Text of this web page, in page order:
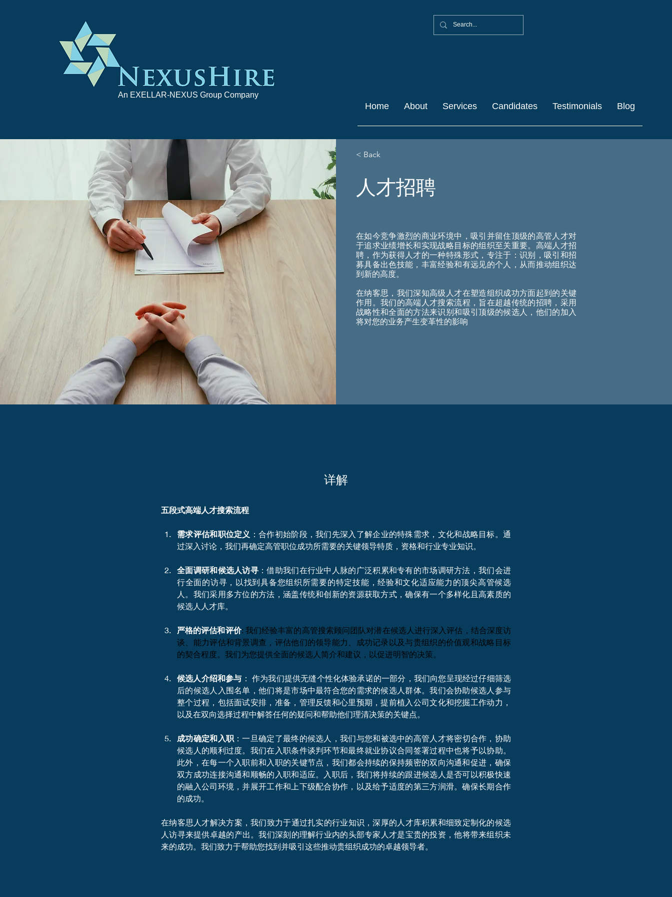
An EXELLAR-NEXUS Group Company
Home About Services Candidates Testimonials Blog
< Back
人才招聘
在如今竞争激烈的商业环境中，吸引并留住顶级的高管人才对
于追求业绩增长和实现战略目标的组织至关重要。高端人才招
聘，作为获得人才的一种特殊形式，专注于：识别，吸引和招
募具备出色技能，丰富经验和有远见的个人，从而推动组织达
到新的高度。
在纳客思，我们深知高级人才在塑造组织成功方面起到的关键
作用。我们的高端人才搜索流程，旨在超越传统的招聘，采用
战略性和全面的方法来识别和吸引顶级的候选人，他们的加入
将对您的业务产生变革性的影响
​详解
五段式高端人才搜索流程
需求评估和职位定义 ：合作初始阶段，我们先深入了解企业的特殊需求，文化和战略目标。通
过深入讨论，我们再确定高管职位成功所需要的关键领导特质，资格和行业专业知识。
全面调研和候选人访寻 ：借助我们在行业中人脉的广泛积累和专有的市场调研方法，我们会进
行全面的访寻，以找到具备您组织所需要的特定技能，经验和文化适应能力的顶尖高管候选
人。我们采用多方位的方法，涵盖传统和创新的资源获取方式，确保有一个多样化且高素质的
候选人人才库。
严格的评估和评价: 我们经验丰富的高管搜索顾问团队对潜在候选人进行深入评估，结合深度访
谈、能力评估和背景调查，评估他们的领导能力、成功记录以及与贵组织的价值观和战略目标
的契合程度。我们为您提供全面的候选人简介和建议，以促进明智的决策。
候选人介绍和参与 ： 作为我们提供无缝个性化体验承诺的一部分，我们向您呈现经过仔细筛选
后的候选人入围名单，他们将是市场中最符合您的需求的候选人群体。我们会协助候选人参与
整个过程，包括面试安排，准备，管理反馈和心里预期，提前植入公司文化和挖掘工作动力，
以及在双向选择过程中解答任何的疑问和帮助他们理清决策的关键点。
成功确定和入职 ：一旦确定了最终的候选人，我们与您和被选中的高管人才将密切合作，协助
候选人的顺利过度。我们在入职条件谈判环节和最终就业协议合同签署过程中也将予以协助。
此外，在每一个入职前和入职的关键节点，我们都会持续的保持频密的双向沟通和促进，确保
双方成功连接沟通和顺畅的入职和适应。入职后，我们将持续的跟进候选人是否可以积极快速
的融入公司环境，并展开工作和上下级配合协作，以及给予适度的第三方润滑。确保长期合作
的成功。
在纳客思人才解决方案，我们致力于通过扎实的行业知识，深厚的人才库积累和细致定制化的候选
人访寻来提供卓越的产出。我们深刻的理解行业内的头部专家人才是宝贵的投资，他将带来组织未
来的成功。我们致力于帮助您找到并吸引这些推动贵组织成功的卓越领导者。